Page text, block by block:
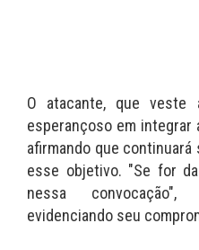
O atacante, que veste
esperançoso em
afirmando que continuará
esse objetivo. "Se for
nessa
evidenciando seu